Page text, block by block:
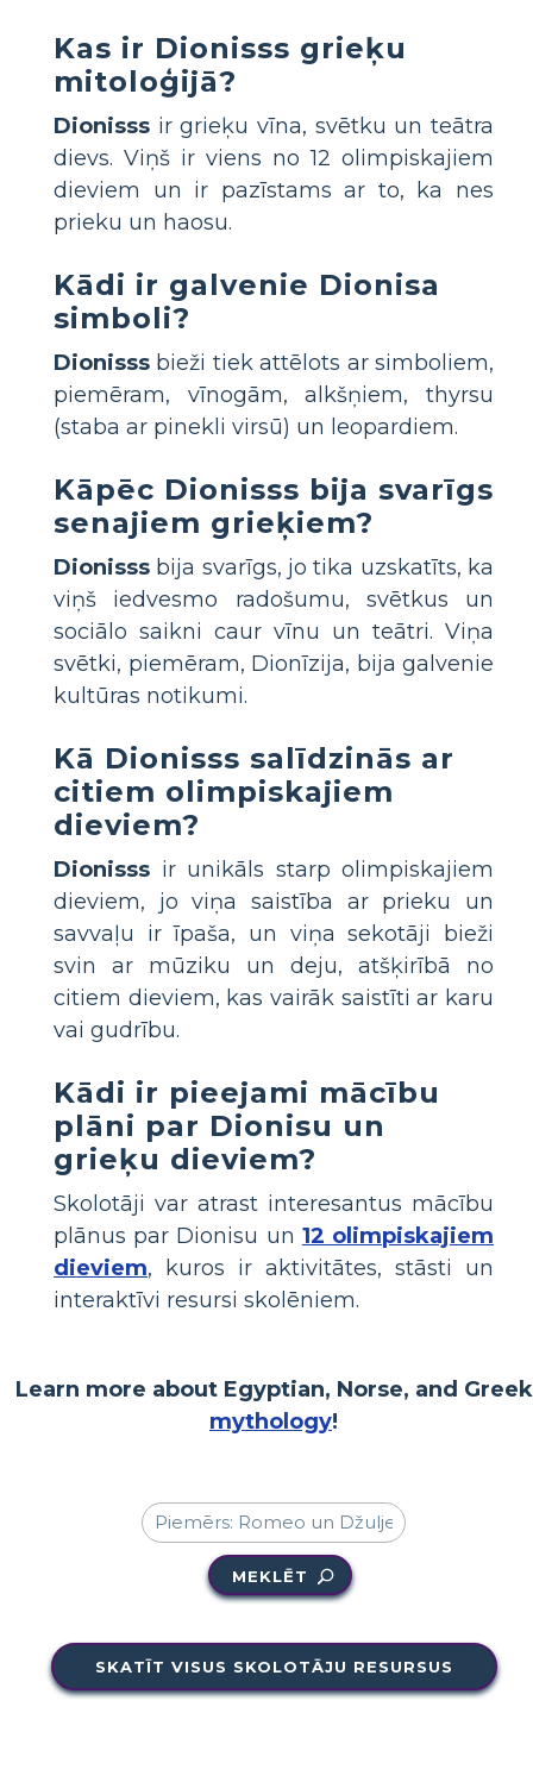
Kas ir Dionisss grieķu
mitoloģijā?
Dionisss ir grieķu vīna, svētku un teātra
dievs. Viņš ir viens no 12 olimpiskajiem
dieviem un ir pazīstams ar to, ka nes
prieku un haosu.
Kādi ir galvenie Dionisa
simboli?
Dionisss bieži tiek attēlots ar simboliem,
piemēram, vīnogām, alkšņiem, thyrsu
(staba ar pinekli virsū) un leopardiem.
Kāpēc Dionisss bija svarīgs
senajiem grieķiem?
Dionisss bija svarīgs, jo tika uzskatīts, ka
viņš iedvesmo radošumu, svētkus un
sociālo saikni caur vīnu un teātri. Viņa
svētki, piemēram, Dionīzija, bija galvenie
kultūras notikumi.
Kā Dionisss salīdzinās ar
citiem olimpiskajiem
dieviem?
Dionisss ir unikāls starp olimpiskajiem
dieviem, jo viņa saistība ar prieku un
savvaļu ir īpaša, un viņa sekotāji bieži
svin ar mūziku un deju, atšķirībā no
citiem dieviem, kas vairāk saistīti ar karu
vai gudrību.
Kādi ir pieejami mācību
plāni par Dionisu un
grieķu dieviem?
Skolotāji var atrast interesantus mācību
plānus par Dionisu un 12 olimpiskajiem
dieviem, kuros ir aktivitātes, stāsti un
interaktīvi resursi skolēniem.
Learn more about Egyptian, Norse, and Greek
mythology!
MEKLĒT
SKATĪT VISUS SKOLOTĀJU RESURSUS